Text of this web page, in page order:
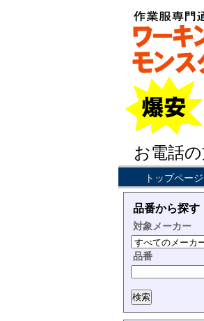
お電話
トップページ
品番から探す
対象メーカー
品番